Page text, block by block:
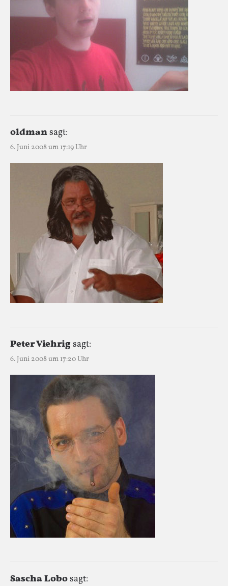
oldmansagt:
6. Juni 2008 um 17:19 Uhr
Peter Viehrigsagt:
6. Juni 2008 um 17:20 Uhr
Sascha Lobosagt: